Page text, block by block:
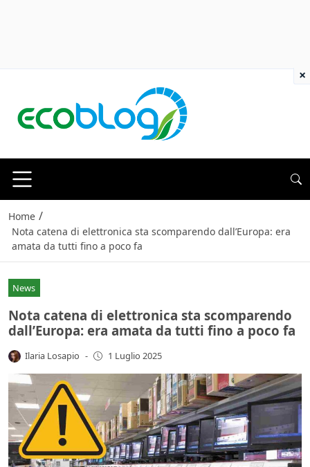
Home /
Nota catena di elettronica sta scomparendo dall’Europa: era
amata da tutti fino a poco fa
News
Nota catena di elettronica sta scomparendo
dall’Europa: era amata da tutti fino a poco fa
Ilaria Losapio - 1 Luglio 2025
×